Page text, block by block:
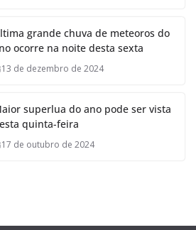
grande chuva de meteoros do
ocorre na noite desta sexta
13 de dezembro de 2024
superlua do ano pode ser vista
quinta-feira
17 de outubro de 2024